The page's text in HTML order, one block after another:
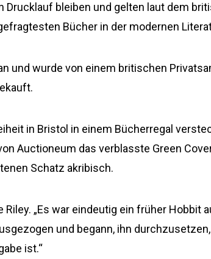
Drucklauf bleiben und gelten laut dem
Bücher in der modernen
und wurde von einem britischen
in Bristol in einem Bücherregal
Auctioneum das verblasste Green
Schatz akribisch.
„Es war eindeutig ein früher Hobbit
und begann, ihn
ist.“